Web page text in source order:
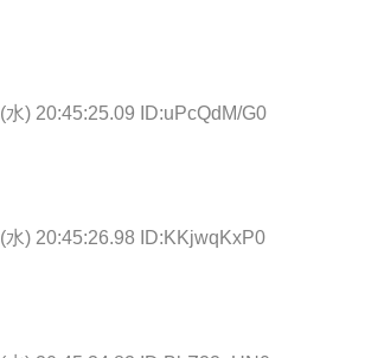
水) 20:45:25.09 ID:uPcQdM/G0
水) 20:45:26.98 ID:KKjwqKxP0